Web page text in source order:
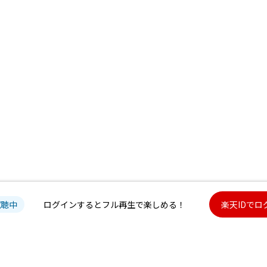
中 ログインするとフル再生で楽しめる！ 楽天IDでロ